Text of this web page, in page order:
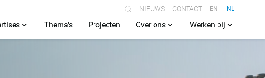
NIEUWS CONTACT EN NL
Thema's Projecten Over ons Werken bij